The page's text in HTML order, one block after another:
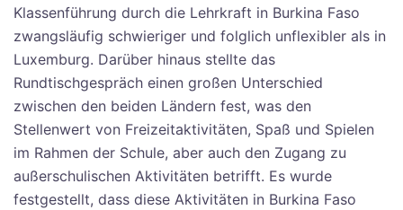
Klassenführung durch die Lehrkraft in Burkina Faso
zwangsläufig schwieriger und folglich unflexibler als in
Luxemburg. Darüber hinaus stellte das
Rundtischgespräch einen großen Unterschied
zwischen den beiden Ländern fest, was den
Stellenwert von Freizeitaktivitäten, Spaß und Spielen
im Rahmen der Schule, aber auch den Zugang zu
außerschulischen Aktivitäten betrifft. Es wurde
festgestellt, dass diese Aktivitäten in Burkina Faso